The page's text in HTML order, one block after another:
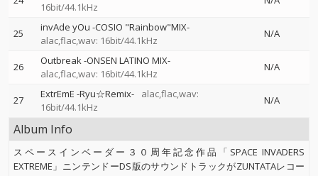
16bit/44.1kHz
25
invAde yOu -COSIO "Rainbow"MIX-
alac,flac,wav: 16bit/44.1kHz
N/A
26
Outbreak -ONSEN LATINO MIX-
alac,flac,wav: 16bit/44.1kHz
N/A
27 ExtrEmE -Ryu☆Remix-
alac,flac,wav:
16bit/44.1kHz
N/A
Album Info
スペースインベーダー３０周年記念作品「SPACE INVADERS
EXTREME」ニンテンドーDS版のサウンドトラックがZUNTATAレコー